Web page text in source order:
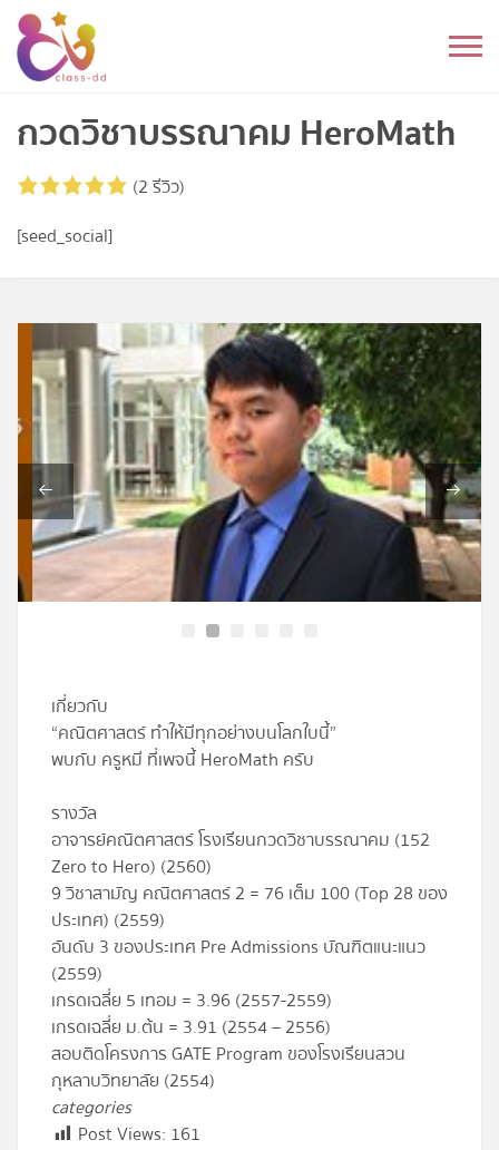
Skip
content
ประถม
มัธยมต้น
อุดมศึกษา
ดนตรี
อื่นๆ
โปรไฟล์
ข่าวสาร
เข้าสู่ระบบ
กวดวิชาบรรณาคม HeroMath
(2 รีวิว)
[seed_social]
เกี่ยวกับ
“คณิตศาสตร์ ทำให้มีทุกอย่างบนโลกใบนี้”
พบกับ ครูหมี ที่เพจนี้ HeroMath ครับ
รางวัล
อาจารย์คณิตศาสตร์ โรงเรียนกวดวิชาบรรณาคม (152
Zero to Hero) (2560)
9 วิชาสามัญ คณิตศาสตร์ 2 = 76 เต็ม 100 (Top 28 ของ
ประเทศ) (2559)
อันดับ 3 ของประเทศ Pre Admissions บัณฑิตแนะแนว
(2559)
เกรดเฉลี่ย 5 เทอม = 3.96 (2557-2559)
เกรดเฉลี่ย ม.ต้น = 3.91 (2554 – 2556)
สอบติดโครงการ GATE Program ของโรงเรียนสวน
กุหลาบวิทยาลัย (2554)
categories
Post Views: 161